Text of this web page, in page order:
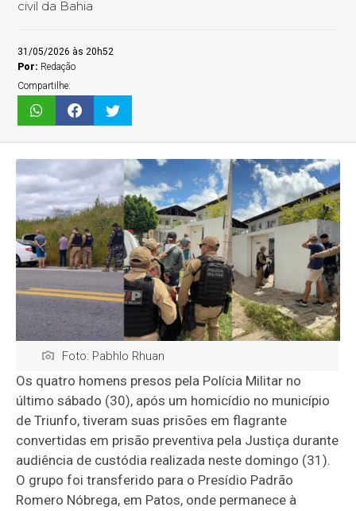
civil da Bahia
31/05/2026 às 20h52
Por: Redação
Compartilhe:
Foto: Pabhlo Rhuan
Os quatro homens presos pela Polícia Militar no
último sábado (30), após um homicídio no município
de Triunfo, tiveram suas prisões em flagrante
convertidas em prisão preventiva pela Justiça durante
audiência de custódia realizada neste domingo (31).
O grupo foi transferido para o Presídio Padrão
Romero Nóbrega, em Patos, onde permanece à